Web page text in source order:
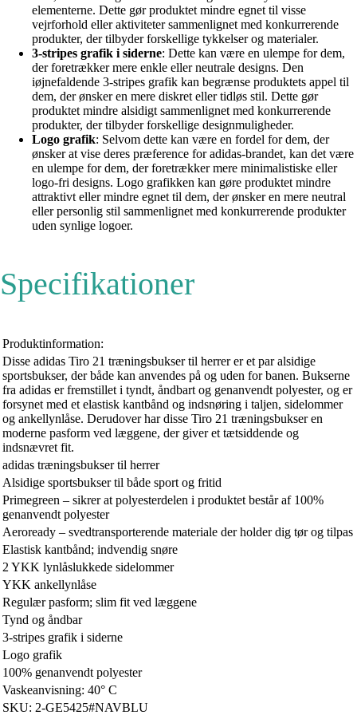
elementerne. Dette gør produktet mindre egnet til visse
vejrforhold eller aktiviteter sammenlignet med konkurrerende
produkter, der tilbyder forskellige tykkelser og materialer.
3-stripes grafik i siderne: Dette kan være en ulempe for dem,
der foretrækker mere enkle eller neutrale designs. Den
iøjnefaldende 3-stripes grafik kan begrænse produktets appel til
dem, der ønsker en mere diskret eller tidløs stil. Dette gør
produktet mindre alsidigt sammenlignet med konkurrerende
produkter, der tilbyder forskellige designmuligheder.
Logo grafik: Selvom dette kan være en fordel for dem, der
ønsker at vise deres præference for adidas-brandet, kan det være
en ulempe for dem, der foretrækker mere minimalistiske eller
logo-fri designs. Logo grafikken kan gøre produktet mindre
attraktivt eller mindre egnet til dem, der ønsker en mere neutral
eller personlig stil sammenlignet med konkurrerende produkter
uden synlige logoer.
Specifikationer
Produktinformation:
Disse adidas Tiro 21 træningsbukser til herrer er et par alsidige
sportsbukser, der både kan anvendes på og uden for banen. Bukserne
fra adidas er fremstillet i tyndt, åndbart og genanvendt polyester, og er
forsynet med et elastisk kantbånd og indsnøring i taljen, sidelommer
og ankellynlåse. Derudover har disse Tiro 21 træningsbukser en
moderne pasform ved læggene, der giver et tætsiddende og
indsnævret fit.
adidas træningsbukser til herrer
Alsidige sportsbukser til både sport og fritid
Primegreen – sikrer at polyesterdelen i produktet består af 100%
genanvendt polyester
Aeroready – svedtransporterende materiale der holder dig tør og tilpas
Elastisk kantbånd; indvendig snøre
2 YKK lynlåslukkede sidelommer
YKK ankellynlåse
Regulær pasform; slim fit ved læggene
Tynd og åndbar
3-stripes grafik i siderne
Logo grafik
100% genanvendt polyester
Vaskeanvisning: 40° C
SKU: 2-GE5425#NAVBLU